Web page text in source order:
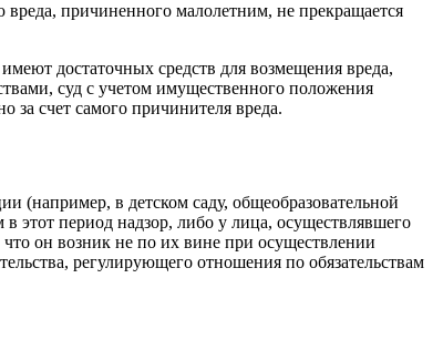
причиненного малолетним, не прекращается
достаточных средств для возмещения вреда,
суд с учетом имущественного положения
за счет самого причинителя вреда.
(например, в детском саду, общеобразовательной
этот период надзор, либо у лица, осуществлявшего
он возник не по их вине при осуществлении
регулирующего отношения по обязательствам